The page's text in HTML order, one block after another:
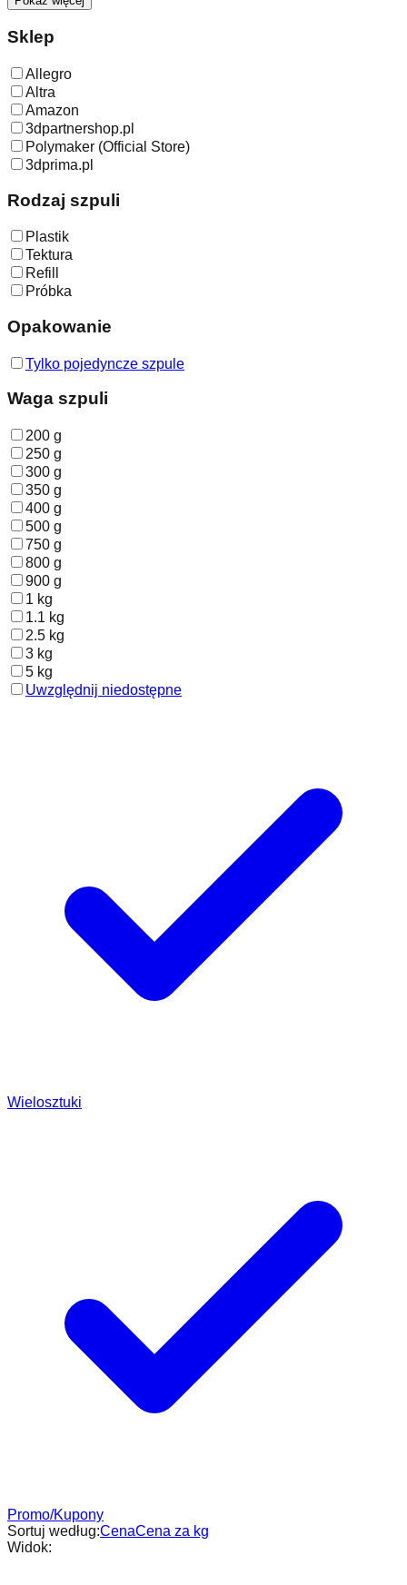
Sklep
Allegro
Altra
Amazon
3dpartnershop.pl
Polymaker (Official Store)
3dprima.pl
Rodzaj szpuli
Plastik
Tektura
Refill
Próbka
Opakowanie
Tylko pojedyncze szpule
Waga szpuli
200 g
250 g
300 g
350 g
400 g
500 g
750 g
800 g
900 g
1 kg
1.1 kg
2.5 kg
3 kg
5 kg
Uwzględnij niedostępne
Wielosztuki
Promo/Kupony
Sortuj według:CenaCena za kg
Widok: